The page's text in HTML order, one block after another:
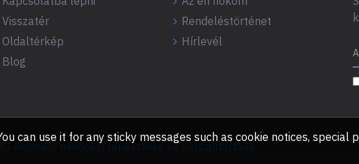
Visszatér
Oldaltérkép
Blog
Rendeléstörténet
Hírlevél
webhely minőségi fejlesztése és karbantartása
can use it for any sticky messages such as cookie notices,